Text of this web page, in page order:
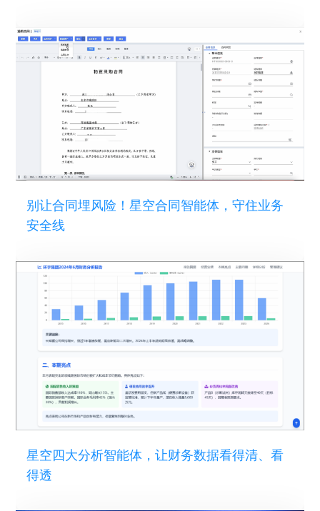
别让合同埋风险！星空合同智能体，守住业务
安全线
星空四大分析智能体，让财务数据看得清、看
得透